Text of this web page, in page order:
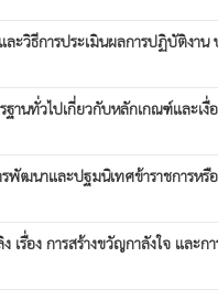
ละวิธีการประเมินผลการปฏิบัติง
านทั่วไปเกี่ยวกับหลักเกณฑ์และเงื่
รพัฒนาและปฐมนิเทศข้าราชการห
เรื่อง การสร้างขวัญกาลังใจ แ